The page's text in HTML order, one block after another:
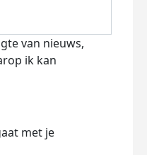
van nieuws,
ik kan
met je